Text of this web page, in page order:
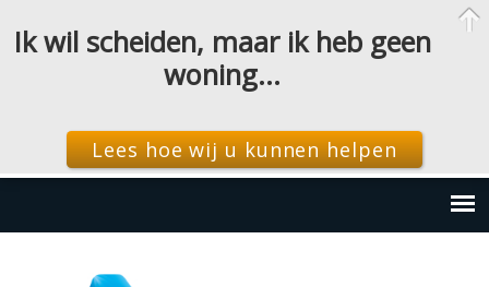
Ik wil scheiden, maar ik heb geen
woning…
Lees hoe wij u kunnen helpen